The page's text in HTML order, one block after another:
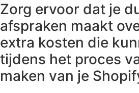
Zorg ervoor dat je
afspraken maakt
extra kosten die
tijdens het proces
maken van je